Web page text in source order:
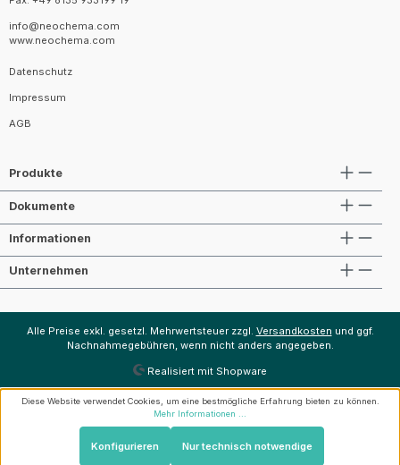
info@neochema.com
www.neochema.com
Datenschutz
Impressum
AGB
Produkte
Dokumente
Informationen
Unternehmen
Alle Preise exkl. gesetzl. Mehrwertsteuer zzgl. Versandkosten und ggf.
Nachnahmegebühren, wenn nicht anders angegeben.
Realisiert mit Shopware
Diese Website verwendet Cookies, um eine bestmögliche Erfahrung bieten zu können.
Mehr Informationen ...
Nur technisch notwendige
Konfigurieren